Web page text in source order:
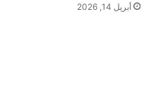
أبريل 14, 2026